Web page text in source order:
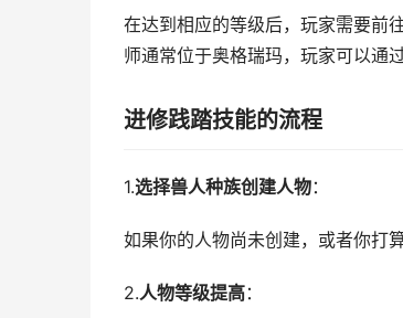
在达到相应的等级后，玩家需要前
师通常位于奥格瑞玛，玩家可以通
进修践踏技能的流程
1.选择兽人种族创建人物：
如果你的人物尚未创建，或者你打
2.人物等级提高：